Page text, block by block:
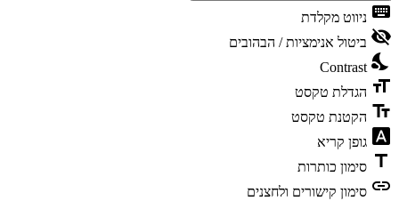
keyboard ניווט מקלדת
visibility_off ביטול אנימציות / הבהובים
nights_stay
Contrast
format_size הגדלת טקסט
text_fields הקטנת טקסט
font_download גופן קריא
title סימון כותרות
link סימון קישורים ולחצנים